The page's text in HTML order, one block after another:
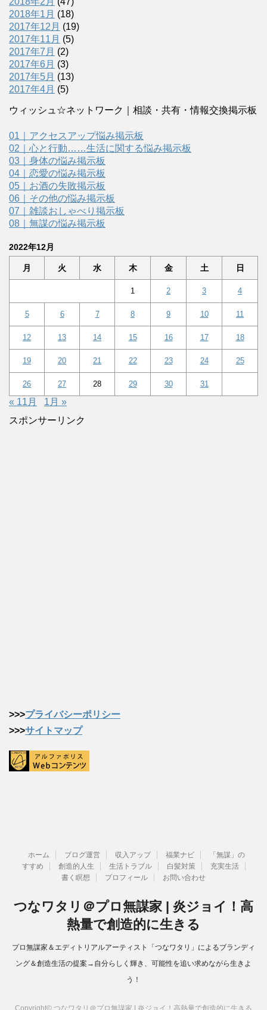
2018年1月 (18)
2017年12月 (19)
2017年11月 (5)
2017年7月 (2)
2017年6月 (3)
2017年5月 (13)
2017年4月 (5)
ウィッシュ☆ネットワーク｜相談・共有・情報交換掲示板
01｜アクセスアップ悩み掲示板
02｜心と行動……生活に関する悩み掲示板
03｜身体の悩み掲示板
04｜恋愛の悩み掲示板
05｜お酒の失敗掲示板
06｜その他の悩み掲示板
07｜雑談おしゃべり掲示板
08｜無謀の悩み掲示板
2022年12月
月 火 水 木 金 土 日
1 2 3 4
5 6 7 8 9 10 11
12 13 14 15 16 17 18
19 20 21 22 23 24 25
26 27 28 29 30 31
« 11月
1月 »
スポンサーリンク
>>>プライバシーポリシー
>>>サイトマップ
ホーム ブログ運営 収入アップ 福業ナビ
「無謀」の
すすめ
創造的人生 生活トラブル 白髪対策
充実生活
書く瞑想
プロフィール お問い合わせ
つなワタリ＠プロ無謀家 | 炎ジョイ！高
熱量で創造的に生きる
プロ無謀家＆エディトリアルアーティスト「つなワタリ」によるブランディ
ング＆創造生活の提案→自分らしく輝き、可能性を追い求めながら生きよ
う！
Copyright© つなワタリ＠プロ無謀家 | 炎ジョイ！高熱量で創造的に生きる